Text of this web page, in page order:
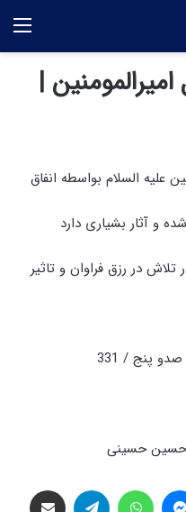
|
علیه السلام بواسطه انفاق
و آثار بشیاری دارد
در رزق فراوان و تاثیر
پنج / 331
حسین حسینی
پیام رسان واتس آپ تلگرام